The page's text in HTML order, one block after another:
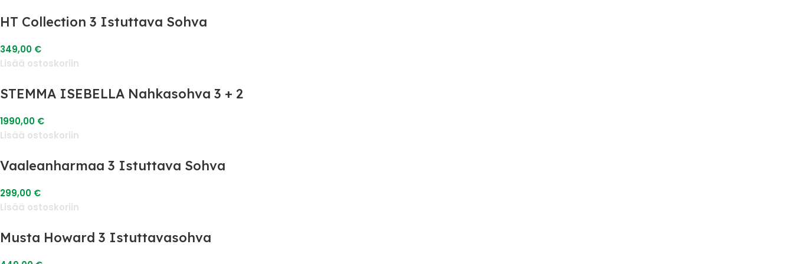
HT Collection 3 Istuttava Sohva
349,00 €
Lisää ostoskoriin
STEMMA ISEBELLA Nahkasohva 3 + 2
1990,00 €
Lisää ostoskoriin
Vaaleanharmaa 3 Istuttava Sohva
299,00 €
Lisää ostoskoriin
Musta Howard 3 Istuttavasohva